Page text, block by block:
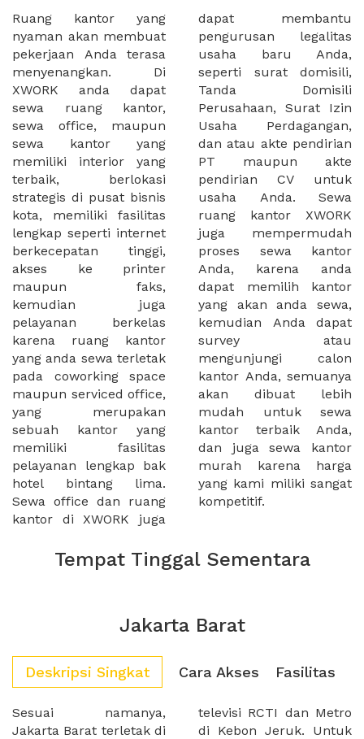
Ruang kantor yang
nyaman akan membuat
pekerjaan Anda terasa
menyenangkan. Di
XWORK anda dapat
sewa ruang kantor,
sewa office, maupun
sewa kantor yang
memiliki interior yang
terbaik, berlokasi
strategis di pusat bisnis
kota, memiliki fasilitas
lengkap seperti internet
berkecepatan tinggi,
akses ke printer
maupun faks,
kemudian juga
pelayanan berkelas
karena ruang kantor
yang anda sewa terletak
pada coworking space
maupun serviced office,
yang merupakan
sebuah kantor yang
memiliki fasilitas
pelayanan lengkap bak
hotel bintang lima.
Sewa office dan ruang
kantor di XWORK juga
dapat membantu
pengurusan legalitas
usaha baru Anda,
seperti surat domisili,
Tanda Domisili
Perusahaan, Surat Izin
Usaha Perdagangan,
dan atau akte pendirian
PT maupun akte
pendirian CV untuk
usaha Anda. Sewa
ruang kantor XWORK
juga mempermudah
proses sewa kantor
Anda, karena anda
dapat memilih kantor
yang akan anda sewa,
kemudian Anda dapat
survey atau
mengunjungi calon
kantor Anda, semuanya
akan dibuat lebih
mudah untuk sewa
kantor terbaik Anda,
dan juga sewa kantor
murah karena harga
yang kami miliki sangat
kompetitif.
Tempat Tinggal Sementara
Jakarta Barat
Deskripsi Singkat Cara Akses Fasilitas
Sesuai namanya,
Jakarta Barat terletak di
televisi RCTI dan Metro
di Kebon Jeruk. Untuk